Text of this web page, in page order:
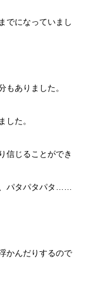
でになっていまし
もありました。
した。
信じることができ
パタパタパタ……
かんだりするので